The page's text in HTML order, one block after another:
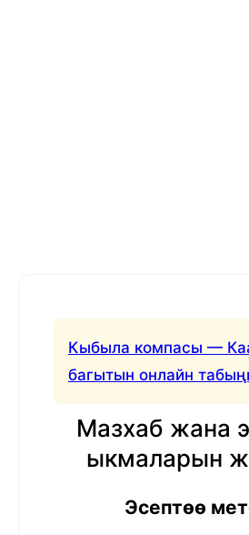
Кыбыла компасы —
багытын онлайн
Мазхаб жана
ыкмаларын
Эсептөө